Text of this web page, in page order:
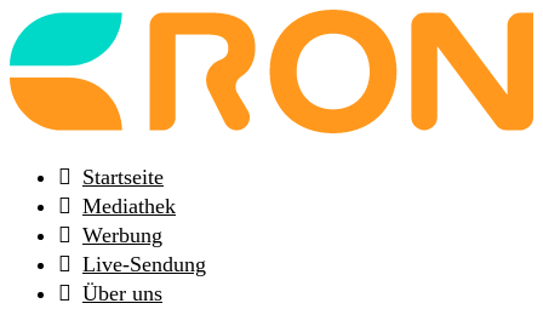
Back
to
frontpage
Startseite
Mediathek
Werbung
Live-Sendung
Über uns